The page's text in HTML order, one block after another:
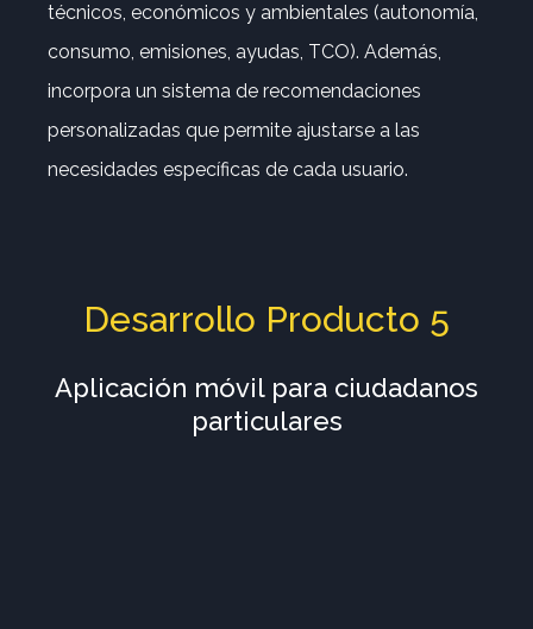
técnicos, económicos y ambientales (autonomía,
consumo, emisiones, ayudas, TCO). Además,
incorpora un sistema de recomendaciones
personalizadas que permite ajustarse a las
necesidades específicas de cada usuario.
Desarrollo Producto 5
Aplicación móvil para ciudadanos
particulares